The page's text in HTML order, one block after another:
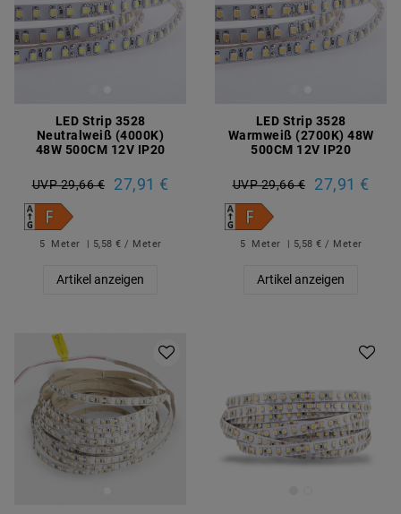
LED Strip 3528
Neutralweiß (4000K)
48W 500CM 12V IP20
UVP 29,66 € 27,91 €
5 Meter | 5,58 € / Meter
Artikel anzeigen
LED Strip 3528
Warmweiß (2700K) 48W
500CM 12V IP20
UVP 29,66 € 27,91 €
5 Meter | 5,58 € / Meter
Artikel anzeigen